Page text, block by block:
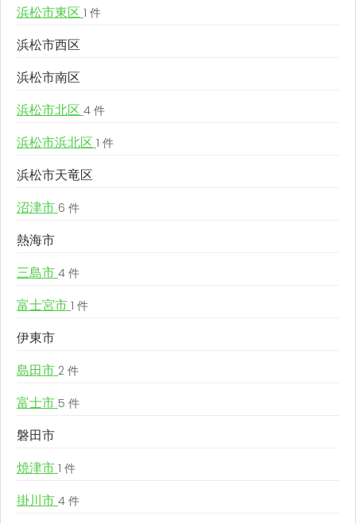
浜松市東区 1 件
浜松市西区
浜松市南区
浜松市北区 4 件
浜松市浜北区 1 件
浜松市天竜区
沼津市 6 件
熱海市
三島市 4 件
富士宮市 1 件
伊東市
島田市 2 件
富士市 5 件
磐田市
焼津市 1 件
掛川市 4 件